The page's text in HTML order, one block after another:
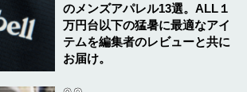
のメンズアパレル13選。ALL１
万円台以下の猛暑に最適なアイ
テムを編集者のレビューと共に
お届け。